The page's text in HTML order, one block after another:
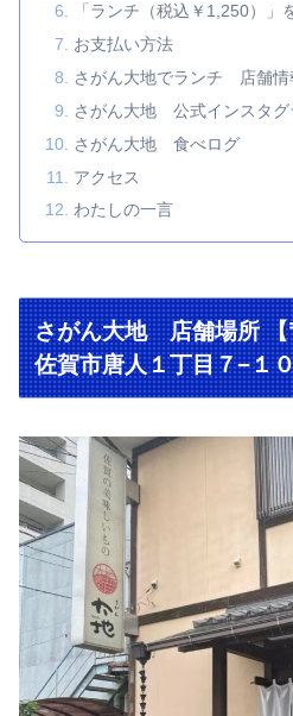
「ランチ（税込￥1,250）」
お支払い方法
さがん大地でランチ 店舗情
さがん大地 公式インスタグ
さがん大地 食べログ
アクセス
わたしの一言
さがん大地 店舗場所 【
佐賀市唐人１丁目７−１